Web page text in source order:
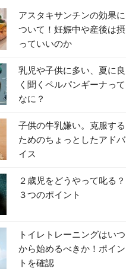
アスタキサンチンの効果に
ついて！妊娠中や産後は摂
っていいのか
乳児や子供に多い、夏に良
く聞くペルパンギーナって
なに？
子供の牛乳嫌い。克服する
ためのちょっとしたアドバ
イス
２歳児をどうやって叱る？
３つのポイント
トイレトレーニングはいつ
から始めるべきか！ポイン
トを確認